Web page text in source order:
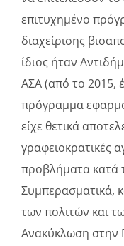
επιτυχημένο
διαχείρισης
ίδιος ήταν
ΑΣΑ (από το 2015,
πρόγραμμα
είχε θετικά
γραφειοκρατικές
προβλήματα κατά
Συμπερασματικά,
των πολιτών και
Ανακύκλωση στην